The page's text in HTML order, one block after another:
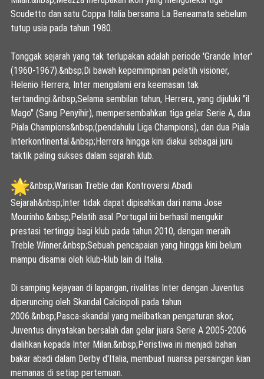
Scudetto dan satu Coppa Italia bersama La Beneamata sebelum
tutup usia pada tahun 1980.
Tonggak sejarah yang tak terlupakan adalah periode 'Grande Inter'
(1960-1967).&nbsp;Di bawah kepemimpinan pelatih visioner,
Helenio Herrera, Inter mengalami era keemasan tak
tertandingi.&nbsp;Selama sembilan tahun, Herrera, yang dijuluki "il
Mago" (Sang Penyihir), mempersembahkan tiga gelar Serie A, dua
Piala Champions&nbsp;(pendahulu Liga Champions), dan dua Piala
Interkontinental.&nbsp;Herrera hingga kini diakui sebagai juru
taktik paling sukses dalam sejarah klub.
&nbsp;Warisan Treble dan Kontroversi Abadi
Sejarah&nbsp;Inter tidak dapat dipisahkan dari nama Jose
Mourinho.&nbsp;Pelatih asal Portugal ini berhasil mengukir
prestasi tertinggi bagi klub pada tahun 2010, dengan meraih
Treble Winner.&nbsp;Sebuah pencapaian yang hingga kini belum
mampu disamai oleh klub-klub lain di Italia.
Di samping kejayaan di lapangan, rivalitas Inter dengan Juventus
diperuncing oleh Skandal Calciopoli pada tahun
2006.&nbsp;Pasca-skandal yang melibatkan pengaturan skor,
Juventus dinyatakan bersalah dan gelar juara Serie A 2005-2006
dialihkan kepada Inter Milan.&nbsp;Peristiwa ini menjadi bahan
bakar abadi dalam Derby d'Italia, membuat nuansa persaingan kian
memanas di setiap pertemuan.